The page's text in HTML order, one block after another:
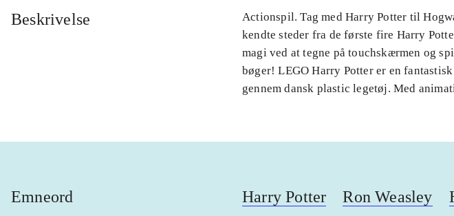
Beskrivelse
Actionspil. Tag med Harry Potter til
kendte steder fra de første fire Harry
magi ved at tegne på touchskærmen og
bøger! LEGO Harry Potter er en
gennem dansk plastic legetøj. Med
Emneord Harry Potter Ron Weasley